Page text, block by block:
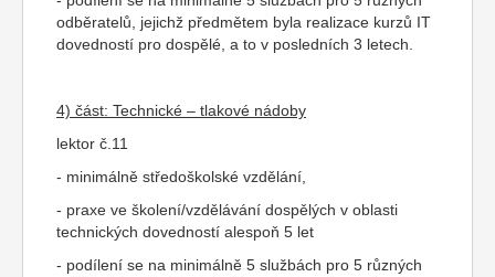
odběratelů, jejichž předmětem byla realizace kurzů IT
dovedností pro dospělé, a to v posledních 3 letech.
4) část: Technické – tlakové nádoby
lektor č.11
- minimálně středoškolské vzdělání,
- praxe ve školení/vzdělávání dospělých v oblasti
technických dovedností alespoň 5 let
- podílení se na minimálně 5 službách pro 5 různých